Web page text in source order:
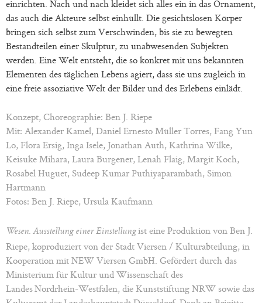
einrichten. Nach und nach kleidet sich alles ein in das Ornament,
das auch die Akteure selbst einhüllt. Die gesichtslosen Körper
bringen sich selbst zum Verschwinden, bis sie zu bewegten
Bestandteilen einer Skulptur, zu unabwesenden Subjekten
werden. Eine Welt entsteht, die so konkret mit uns bekannten
Elementen des täglichen Lebens agiert, dass sie uns zugleich in
eine freie assoziative Welt der Bilder und des Erlebens einlädt.
Konzept, Choreographie: Ben J. Riepe
Mit: Alexander Kamel, Daniel Ernesto Müller Torres, Fang Yun
Lo, Flora Ersig, Inga Isele, Jonathan Auth, Kathrina Wilke,
Keisuke Mihara, Laura Burgener, Lenah Flaig, Margit Koch,
Rosabel Huguet, Sudeep Kumar Puthiyaparambath, Simon
Hartmann
Fotos: Ben J. Riepe, Ursula Kaufmann
Wesen. Ausstellung einer Einstellungist eine Produktion von Ben J.
Riepe, koproduziert von der Stadt Viersen / Kulturabteilung, in
Kooperation mit NEW Viersen GmbH. Gefördert durch das
Ministerium für Kultur und Wissenschaft des
Landes Nordrhein-Westfalen, die Kunststiftung NRW sowie das